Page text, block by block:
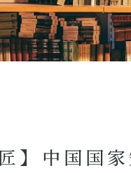
匠】中国国